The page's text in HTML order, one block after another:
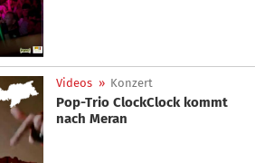
Videos » Konzert
Pop-Trio ClockClock kommt
nach Meran